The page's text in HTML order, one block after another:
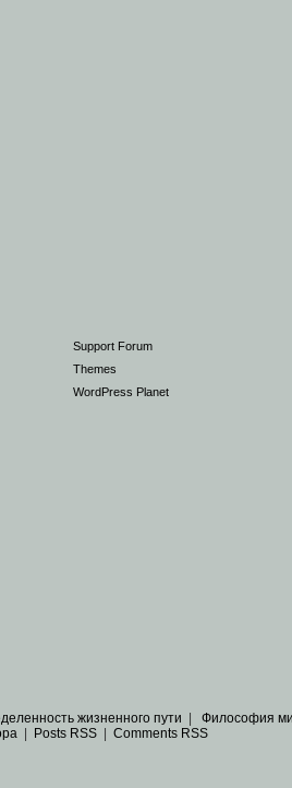
Support Forum
Themes
WordPress Planet
жизненного пути | Философия
| Posts RSS | Comments RSS